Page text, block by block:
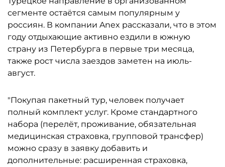
сегменте остаётся самым популярным у
россиян. В компании Anex рассказали, что в этом
году отдыхающие активно ездили в южную
страну из Петербурга в первые три месяца,
также рост числа заездов заметен на июль-
август.
"Покупая пакетный тур, человек получает
полный комплект услуг. Кроме стандартного
набора (перелёт, проживание, обязательная
медицинская страховка, групповой трансфер)
можно сразу в заявку добавить и
дополнительные: расширенная страховка,